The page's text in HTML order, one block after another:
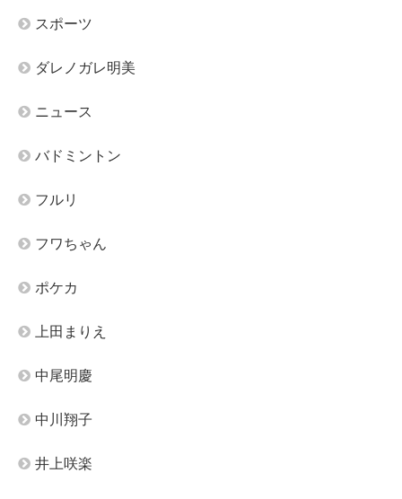
スポーツ
ダレノガレ明美
ニュース
バドミントン
フルリ
フワちゃん
ポケカ
上田まりえ
中尾明慶
中川翔子
井上咲楽